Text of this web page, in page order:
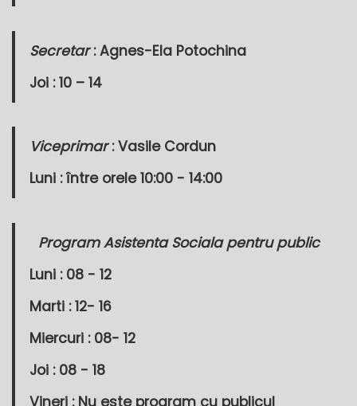
Secretar: Agnes-Ela Potochina
Joi : 10 – 14
Viceprimar: Vasile Cordun
Luni : între orele 10:00 - 14:00
Program Asistenta Sociala pentru public
Luni : 08 - 12
Marti : 12- 16
Miercuri : 08- 12
Joi : 08 - 18
Vineri : Nu este program cu publicul